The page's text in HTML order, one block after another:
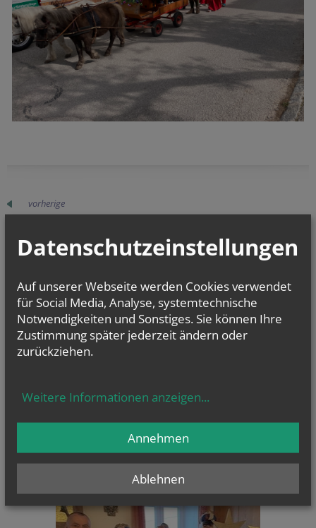
vorherige
GOTTESDIENSTE
TERMINE
Mi.., 16. September 2026 15:00
Do.., 17. September 2026 18:30
Lobpreis-Abend
Datenschutzeinstellungen
Auf unserer Webseite werden Cookies verwendet
für Social Media, Analyse, systemtechnische
Notwendigkeiten und Sonstiges. Sie können Ihre
Zustimmung später jederzeit ändern oder
zurückziehen.
Weitere Informationen anzeigen...
Ablehnen
Annehmen